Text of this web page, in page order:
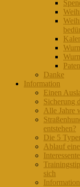
Danke
Information
Einen
Sicherung
Alle Jahre
entstehen?
Die 5
Ablauf
sich